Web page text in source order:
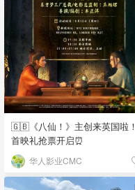
🇬🇧《八仙！》主创来英国啦！
首映礼抢票开启⏰
华人影业CMC